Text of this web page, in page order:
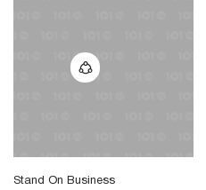
Stand On Business